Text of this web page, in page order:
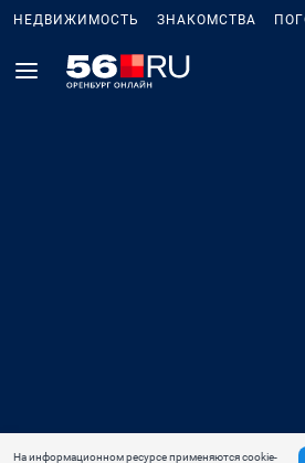
НЕДВИЖИМОСТЬ ЗНАКОМСТВА
На информационном ресурсе применяются cookie-